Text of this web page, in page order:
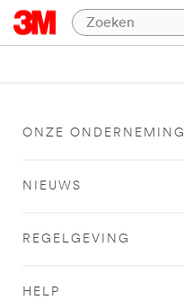
ONZE ONDERNEMING
NIEUWS
REGELGEVING
HELP